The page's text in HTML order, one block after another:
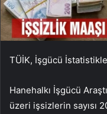
TÜİK, İşgücü
Hanehalkı İşgücü
üzeri işsizlerin sayısı